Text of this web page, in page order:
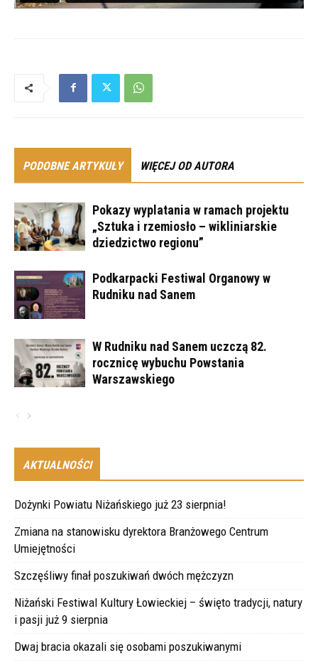
PODOBNE ARTYKUŁY WIĘCEJ OD AUTORA
Pokazy wyplatania w ramach projektu
„Sztuka i rzemiosło – wikliniarskie
dziedzictwo regionu”
Podkarpacki Festiwal Organowy w
Rudniku nad Sanem
W Rudniku nad Sanem uczczą 82.
rocznicę wybuchu Powstania
Warszawskiego
AKTUALNOŚCI
Dożynki Powiatu Niżańskiego już 23 sierpnia!
Zmiana na stanowisku dyrektora Branżowego Centrum
Umiejętności
Szczęśliwy finał poszukiwań dwóch mężczyzn
Niżański Festiwal Kultury Łowieckiej – święto tradycji, natury
i pasji już 9 sierpnia
Dwaj bracia okazali się osobami poszukiwanymi